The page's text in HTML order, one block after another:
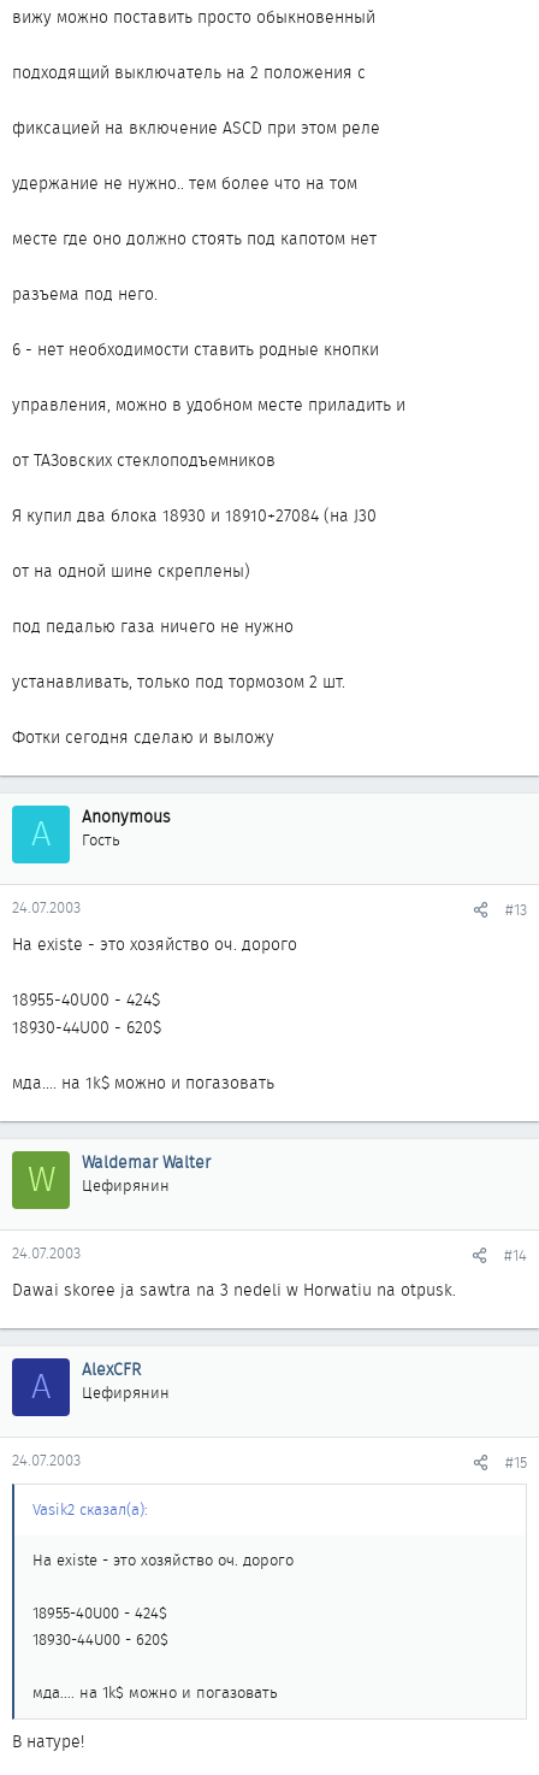
вижу можно поставить просто обыкновенный
подходящий выключатель на 2 положения с
фиксацией на включение ASCD при этом реле
удержание не нужно.. тем более что на том
месте где оно должно стоять под капотом нет
разъема под него.
6 - нет необходимости ставить родные кнопки
управления, можно в удобном месте приладить и
от ТАЗовских стеклоподъемников
Я купил два блока 18930 и 18910+27084 (на J30
от на одной шине скреплены)
под педалью газа ничего не нужно
устанавливать, только под тормозом 2 шт.
Фотки сегодня сделаю и выложу
A Anonymous
Гость
24.07.2003 #13
На existe - это хозяйство оч. дорого
18955-40U00 - 424$
18930-44U00 - 620$
мда.... на 1k$ можно и погазовать
W Waldemar Walter
Цефирянин
24.07.2003 #14
Dawai skoree ja sawtra na 3 nedeli w Horwatiu na otpusk.
A AlexCFR
Цефирянин
24.07.2003 #15
Vasik2 сказал(а):
На existe - это хозяйство оч. дорого
18955-40U00 - 424$
18930-44U00 - 620$
мда.... на 1k$ можно и погазовать
В натуре!